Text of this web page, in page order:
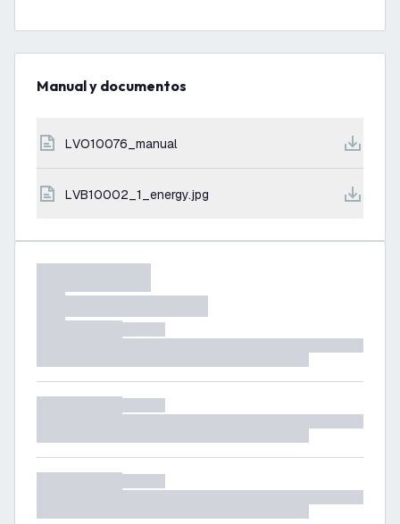
Manual y documentos
LVO10076_manual
LVB10002_1_energy.jpg